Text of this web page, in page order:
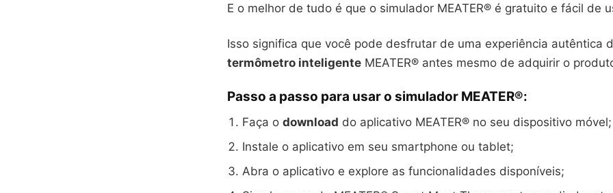
E o melhor de tudo é que o simulador MEATER® é gratuito e fácil de
Isso significa que você pode desfrutar de uma experiência autêntica
termômetro inteligente MEATER® antes mesmo de adquirir o
Passo a passo para usar o simulador MEATER®:
Faça o download do aplicativo MEATER® no seu dispositivo móvel;
Instale o aplicativo em seu smartphone ou tablet;
Abra o aplicativo e explore as funcionalidades disponíveis;